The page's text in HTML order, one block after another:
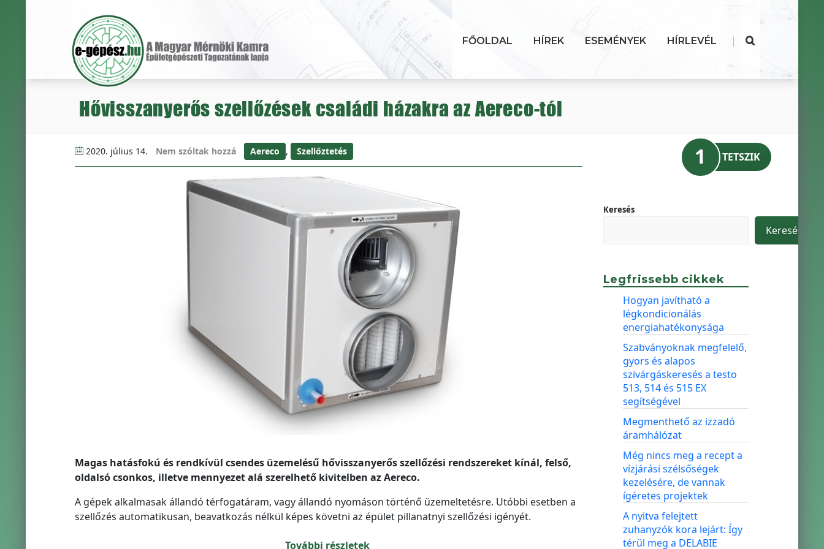
FŐOLDAL HÍREK ESEMÉNYEK HÍRLEVÉL |
Hővisszanyerős szellőzések családi házakra az Aereco-tól
2020. július 14. Nem szóltak hozzá Aereco , Szellőztetés
Magas hatásfokú és rendkívül csendes üzemelésű hővisszanyerős szellőzési rendszereket kínál, felső,
oldalsó csonkos, illetve mennyezet alá szerelhető kivitelben az Aereco.
A gépek alkalmasak állandó térfogatáram, vagy állandó nyomáson történő üzemeltetésre. Utóbbi esetben a
szellőzés automatikusan, beavatkozás nélkül képes követni az épület pillanatnyi szellőzési igényét.
További részletek
1 TETSZIK
Keresés
Keresés
Legfrissebb cikkek
Hogyan javítható a
légkondicionálás
energiahatékonysága
Szabványoknak megfelelő,
gyors és alapos
szivárgáskeresés a testo
513, 514 és 515 EX
segítségével
Megmenthető az izzadó
áramhálózat
Még nincs meg a recept a
vízjárási szélsőségek
kezelésére, de vannak
ígéretes projektek
A nyitva felejtett
zuhanyzók kora lejárt: Így
térül meg a DELABIE